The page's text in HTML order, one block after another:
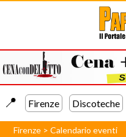
📍️ Firenze Discoteche
Firenze >Calendario eventi